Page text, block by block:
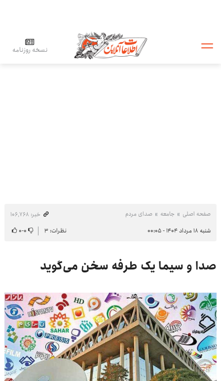
نسخه روزنامه
صفحه اصلی جامعه صدای مردم
خبر: ۱۰۶٬۷۶۸
شنبه ۱۸ مرداد ۱۴۰۴ - ۰۰:۰۵
نظرات: ۳ ۰-۰
صدا و سیما یک طرفه سخن می‌گوید